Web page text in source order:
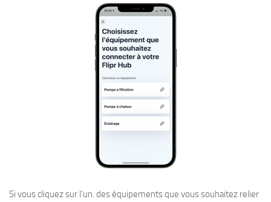
Si vous cliquez sur l’un. des équipements que vous souhaitez relier